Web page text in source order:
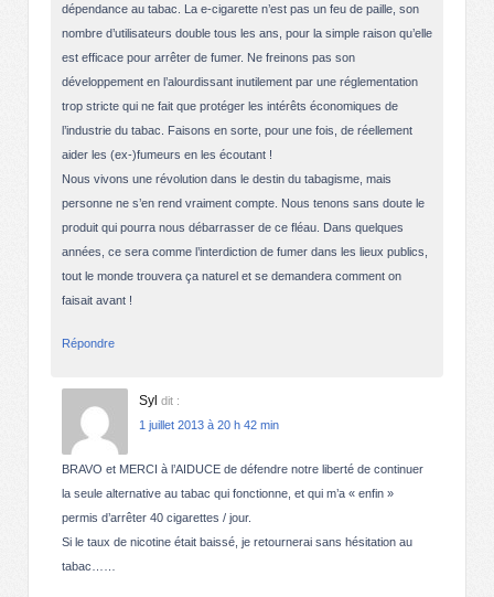
dépendance au tabac. La e-cigarette n’est pas un feu de paille, son
nombre d’utilisateurs double tous les ans, pour la simple raison qu’elle
est efficace pour arrêter de fumer. Ne freinons pas son
développement en l’alourdissant inutilement par une réglementation
trop stricte qui ne fait que protéger les intérêts économiques de
l’industrie du tabac. Faisons en sorte, pour une fois, de réellement
aider les (ex-)fumeurs en les écoutant !
Nous vivons une révolution dans le destin du tabagisme, mais
personne ne s’en rend vraiment compte. Nous tenons sans doute le
produit qui pourra nous débarrasser de ce fléau. Dans quelques
années, ce sera comme l’interdiction de fumer dans les lieux publics,
tout le monde trouvera ça naturel et se demandera comment on
faisait avant !
Répondre
Syl dit :
1 juillet 2013 à 20 h 42 min
BRAVO et MERCI à l’AIDUCE de défendre notre liberté de continuer
la seule alternative au tabac qui fonctionne, et qui m’a « enfin »
permis d’arrêter 40 cigarettes / jour.
Si le taux de nicotine était baissé, je retournerai sans hésitation au
tabac……